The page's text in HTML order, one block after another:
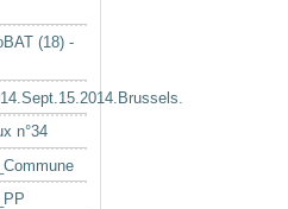
(18) -
n°34